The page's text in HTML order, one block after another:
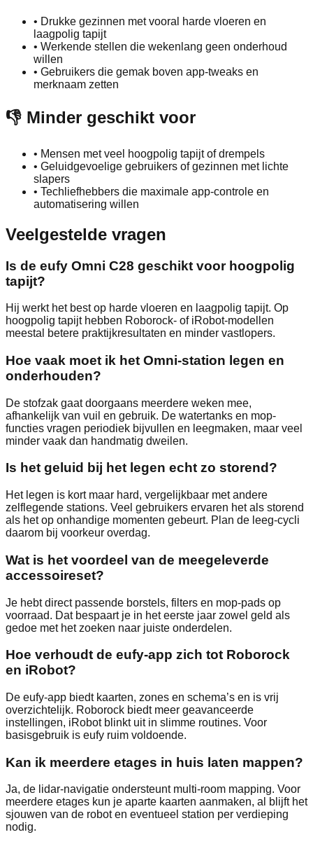
• Drukke gezinnen met vooral harde vloeren en
laagpolig tapijt
• Werkende stellen die wekenlang geen onderhoud
willen
• Gebruikers die gemak boven app-tweaks en
merknaam zetten
👎 Minder geschikt voor
• Mensen met veel hoogpolig tapijt of drempels
• Geluidgevoelige gebruikers of gezinnen met lichte
slapers
• Techliefhebbers die maximale app-controle en
automatisering willen
Veelgestelde vragen
Is de eufy Omni C28 geschikt voor hoogpolig
tapijt?
Hij werkt het best op harde vloeren en laagpolig tapijt. Op
hoogpolig tapijt hebben Roborock- of iRobot-modellen
meestal betere praktijkresultaten en minder vastlopers.
Hoe vaak moet ik het Omni-station legen en
onderhouden?
De stofzak gaat doorgaans meerdere weken mee,
afhankelijk van vuil en gebruik. De watertanks en mop-
functies vragen periodiek bijvullen en leegmaken, maar veel
minder vaak dan handmatig dweilen.
Is het geluid bij het legen echt zo storend?
Het legen is kort maar hard, vergelijkbaar met andere
zelflegende stations. Veel gebruikers ervaren het als storend
als het op onhandige momenten gebeurt. Plan de leeg-cycli
daarom bij voorkeur overdag.
Wat is het voordeel van de meegeleverde
accessoireset?
Je hebt direct passende borstels, filters en mop-pads op
voorraad. Dat bespaart je in het eerste jaar zowel geld als
gedoe met het zoeken naar juiste onderdelen.
Hoe verhoudt de eufy-app zich tot Roborock
en iRobot?
De eufy-app biedt kaarten, zones en schema’s en is vrij
overzichtelijk. Roborock biedt meer geavanceerde
instellingen, iRobot blinkt uit in slimme routines. Voor
basisgebruik is eufy ruim voldoende.
Kan ik meerdere etages in huis laten mappen?
Ja, de lidar-navigatie ondersteunt multi-room mapping. Voor
meerdere etages kun je aparte kaarten aanmaken, al blijft het
sjouwen van de robot en eventueel station per verdieping
nodig.